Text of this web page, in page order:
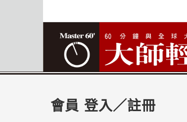
會員 登入／註冊